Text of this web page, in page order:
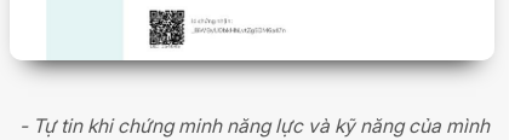
- Tự tin khi chứng minh năng lực và kỹ năng của mình